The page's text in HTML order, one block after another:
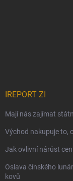
IREPORT ZI
Mají nás zajímat
Východ nakupuje to,
Jak ovlivní nárůst
Oslava čínského
kovů